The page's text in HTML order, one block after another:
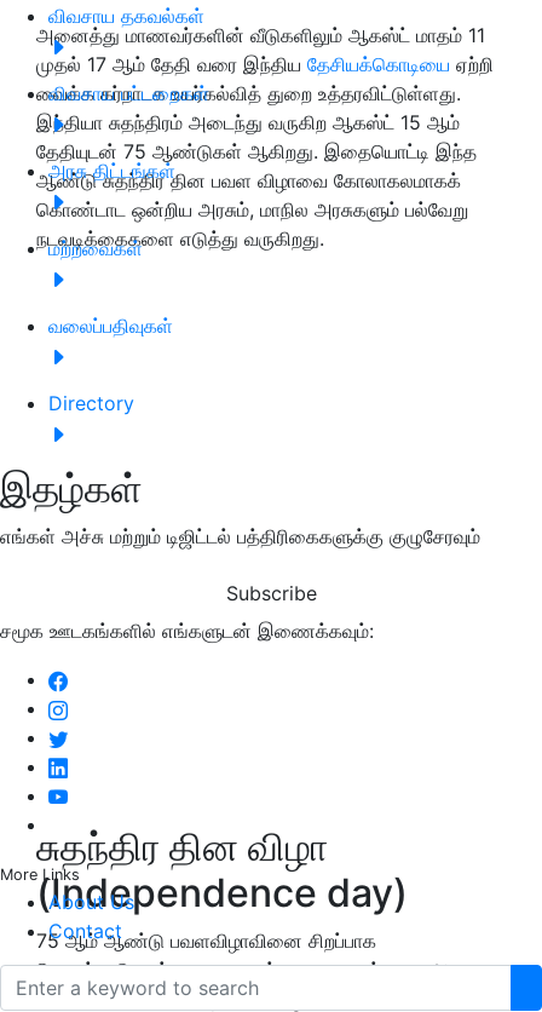
விவசாய தகவல்கள்
விவசாய பட்டறைகள்
அரசு திட்டங்கள்
மற்றவைகள்
வலைப்பதிவுகள்
Directory
இதழ்கள்
எங்கள் அச்சு மற்றும் டிஜிட்டல் பத்திரிகைகளுக்கு குழுசேரவும்
Subscribe
சமூக ஊடகங்களில் எங்களுடன் இணைக்கவும்:
More Links
About Us
Contact
அனைத்து மாணவர்களின் வீடுகளிலும் ஆகஸ்ட் மாதம் 11
முதல் 17 ஆம் தேதி வரை இந்திய தேசியக்கொடியை ஏற்றி
வைக்க கர்நாடக உயர்கல்வித் துறை உத்தரவிட்டுள்ளது.
இந்தியா சுதந்திரம் அடைந்து வருகிற ஆகஸ்ட் 15 ஆம்
தேதியுடன் 75 ஆண்டுகள் ஆகிறது. இதையொட்டி இந்த
ஆண்டு சுதந்திர தின பவள விழாவை கோலாகலமாகக்
கொண்டாட ஒன்றிய அரசும், மாநில அரசுகளும் பல்வேறு
நடவடிக்கைகளை எடுத்து வருகிறது.
சுதந்திர தின விழா
(Independence day)
75 ஆம் ஆண்டு பவளவிழாவினை சிறப்பாக
கொண்டாடுவதற்கான நடவடிக்கைகளை கர்நாடக அரசு
மேற்கொண்டு வருகிறது. அதில் ஒரு பகுதியாக கர்நாடக